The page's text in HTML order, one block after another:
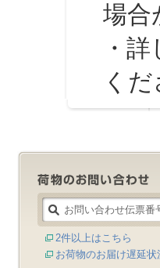
場合
・詳
くだ
2件以上はこちら
お荷物のお届け遅延状